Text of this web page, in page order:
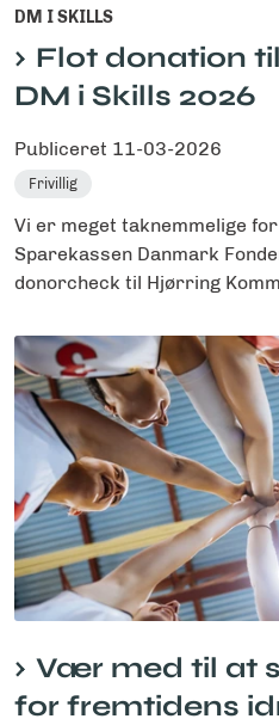
DM I SKILLS
Flot donation
DM i Skills 2026
Publiceret 11-03-2026
Frivillig
Vi er meget taknemmelige
Sparekassen Danmark
donorcheck til Hjørring
Vær med til at
for fremtidens